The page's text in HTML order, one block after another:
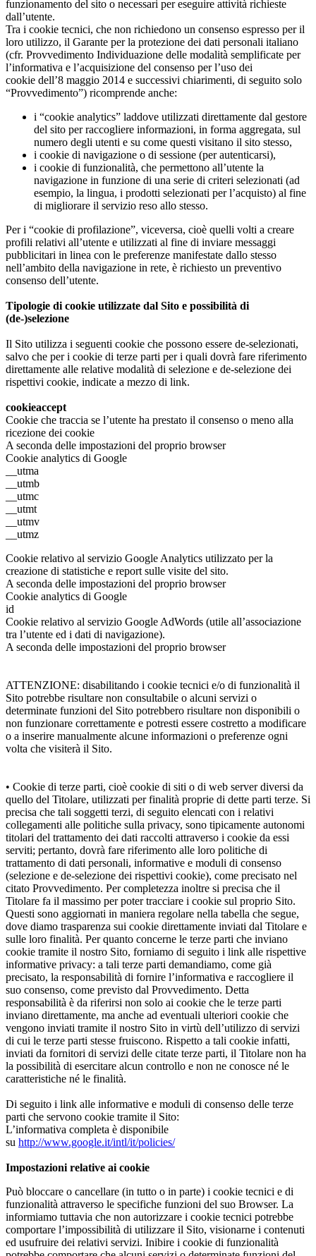
funzionamento del sito o necessari per eseguire attività richieste
dall’utente.
Tra i cookie tecnici, che non richiedono un consenso espresso per il
loro utilizzo, il Garante per la protezione dei dati personali italiano
(cfr. Provvedimento Individuazione delle modalità semplificate per
l’informativa e l’acquisizione del consenso per l’uso dei
cookie dell’8 maggio 2014 e successivi chiarimenti, di seguito solo
“Provvedimento”) ricomprende anche:
i “cookie analytics” laddove utilizzati direttamente dal gestore
del sito per raccogliere informazioni, in forma aggregata, sul
numero degli utenti e su come questi visitano il sito stesso,
i cookie di navigazione o di sessione (per autenticarsi),
i cookie di funzionalità, che permettono all’utente la
navigazione in funzione di una serie di criteri selezionati (ad
esempio, la lingua, i prodotti selezionati per l’acquisto) al fine
di migliorare il servizio reso allo stesso.
Per i “cookie di profilazione”, viceversa, cioè quelli volti a creare
profili relativi all’utente e utilizzati al fine di inviare messaggi
pubblicitari in linea con le preferenze manifestate dallo stesso
nell’ambito della navigazione in rete, è richiesto un preventivo
consenso dell’utente.
Tipologie di cookie utilizzate dal Sito e possibilità di
(de-)selezione
Il Sito utilizza i seguenti cookie che possono essere de-selezionati,
salvo che per i cookie di terze parti per i quali dovrà fare riferimento
direttamente alle relative modalità di selezione e de-selezione dei
rispettivi cookie, indicate a mezzo di link.
cookieaccept
Cookie che traccia se l’utente ha prestato il consenso o meno alla
ricezione dei cookie
A seconda delle impostazioni del proprio browser
Cookie analytics di Google
__utma
__utmb
__utmc
__utmt
__utmv
__utmz
Cookie relativo al servizio Google Analytics utilizzato per la
creazione di statistiche e report sulle visite del sito.
A seconda delle impostazioni del proprio browser
Cookie analytics di Google
id
Cookie relativo al servizio Google AdWords (utile all’associazione
tra l’utente ed i dati di navigazione).
A seconda delle impostazioni del proprio browser
ATTENZIONE: disabilitando i cookie tecnici e/o di funzionalità il
Sito potrebbe risultare non consultabile o alcuni servizi o
determinate funzioni del Sito potrebbero risultare non disponibili o
non funzionare correttamente e potresti essere costretto a modificare
o a inserire manualmente alcune informazioni o preferenze ogni
volta che visiterà il Sito.
• Cookie di terze parti, cioè cookie di siti o di web server diversi da
quello del Titolare, utilizzati per finalità proprie di dette parti terze. Si
precisa che tali soggetti terzi, di seguito elencati con i relativi
collegamenti alle politiche sulla privacy, sono tipicamente autonomi
titolari del trattamento dei dati raccolti attraverso i cookie da essi
serviti; pertanto, dovrà fare riferimento alle loro politiche di
trattamento di dati personali, informative e moduli di consenso
(selezione e de-selezione dei rispettivi cookie), come precisato nel
citato Provvedimento. Per completezza inoltre si precisa che il
Titolare fa il massimo per poter tracciare i cookie sul proprio Sito.
Questi sono aggiornati in maniera regolare nella tabella che segue,
dove diamo trasparenza sui cookie direttamente inviati dal Titolare e
sulle loro finalità. Per quanto concerne le terze parti che inviano
cookie tramite il nostro Sito, forniamo di seguito i link alle rispettive
informative privacy: a tali terze parti demandiamo, come già
precisato, la responsabilità di fornire l’informativa e raccogliere il
suo consenso, come previsto dal Provvedimento. Detta
responsabilità è da riferirsi non solo ai cookie che le terze parti
inviano direttamente, ma anche ad eventuali ulteriori cookie che
vengono inviati tramite il nostro Sito in virtù dell’utilizzo di servizi
di cui le terze parti stesse fruiscono. Rispetto a tali cookie infatti,
inviati da fornitori di servizi delle citate terze parti, il Titolare non ha
la possibilità di esercitare alcun controllo e non ne conosce né le
caratteristiche né le finalità.
Di seguito i link alle informative e moduli di consenso delle terze
parti che servono cookie tramite il Sito:
L’informativa completa è disponibile
su http://www.google.it/intl/it/policies/
Impostazioni relative ai cookie
Può bloccare o cancellare (in tutto o in parte) i cookie tecnici e di
funzionalità attraverso le specifiche funzioni del suo Browser. La
informiamo tuttavia che non autorizzare i cookie tecnici potrebbe
comportare l’impossibilità di utilizzare il Sito, visionarne i contenuti
ed usufruire dei relativi servizi. Inibire i cookie di funzionalità